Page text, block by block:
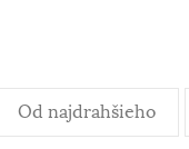
Od najdrahšieho